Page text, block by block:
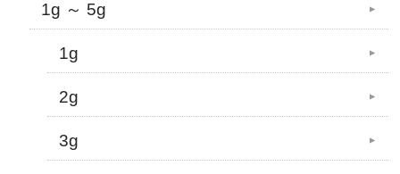
1g ～ 5g
1g
2g
3g